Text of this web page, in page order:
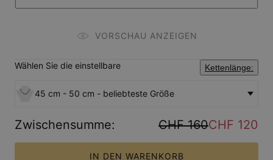
VORSCHAU ANZEIGEN
Wählen Sie die einstellbare Kettenlänge:
45 cm - 50 cm - beliebteste Größe
Zwischensumme: CHF 160CHF 120
IN DEN WARENKORB